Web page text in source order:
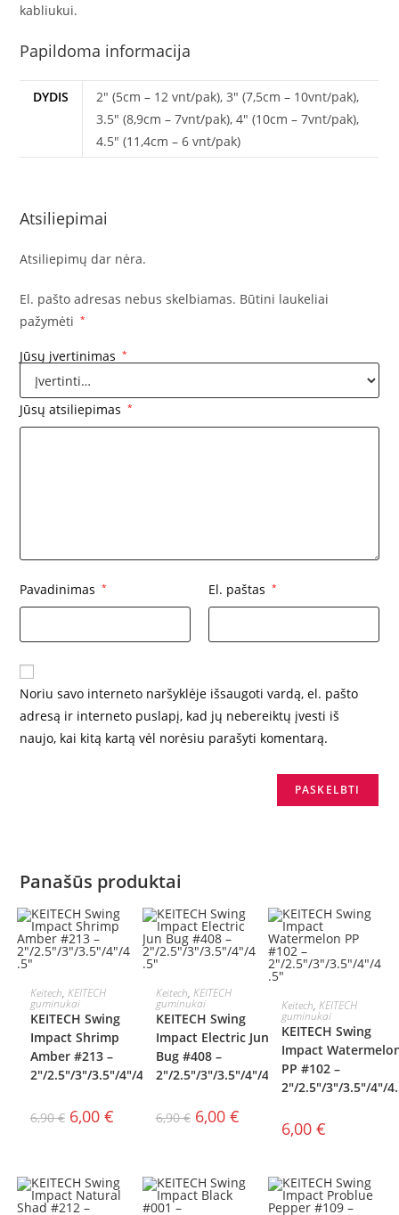
kabliukui.
Papildoma informacija
DYDIS
2" (5cm – 12 vnt/pak), 3" (7,5cm – 10vnt/pak),
3.5" (8,9cm – 7vnt/pak), 4" (10cm – 7vnt/pak),
4.5" (11,4cm – 6 vnt/pak)
Atsiliepimai
Atsiliepimų dar nėra.
El. pašto adresas nebus skelbiamas. Būtini laukeliai
pažymėti
*
Jūsų įvertinimas *
Jūsų atsiliepimas *
Pavadinimas * El. paštas *
Noriu savo interneto naršyklėje išsaugoti vardą, el. pašto
adresą ir interneto puslapį, kad jų nebereiktų įvesti iš
naujo, kai kitą kartą vėl norėsiu parašyti komentarą.
Panašūs produktai
PASIRINKTI
SAVYBES
Keitech, KEITECH
guminukai
KEITECH Swing
Impact Shrimp
Amber #213 –
2″/2.5″/3″/3.5″/4″/4.5″
6,90€ 6,00 €
PASIRINKTI
SAVYBES
Keitech, KEITECH
guminukai
KEITECH Swing
Impact Electric Jun
Bug #408 –
2″/2.5″/3″/3.5″/4″/4.5″
6,90€ 6,00 €
PASIRINKTI
SAVYBES
Keitech, KEITECH
guminukai
KEITECH Swing
Impact
PP #102 –
2″/2.5″/3″/3.5″/4″/
6,00 €